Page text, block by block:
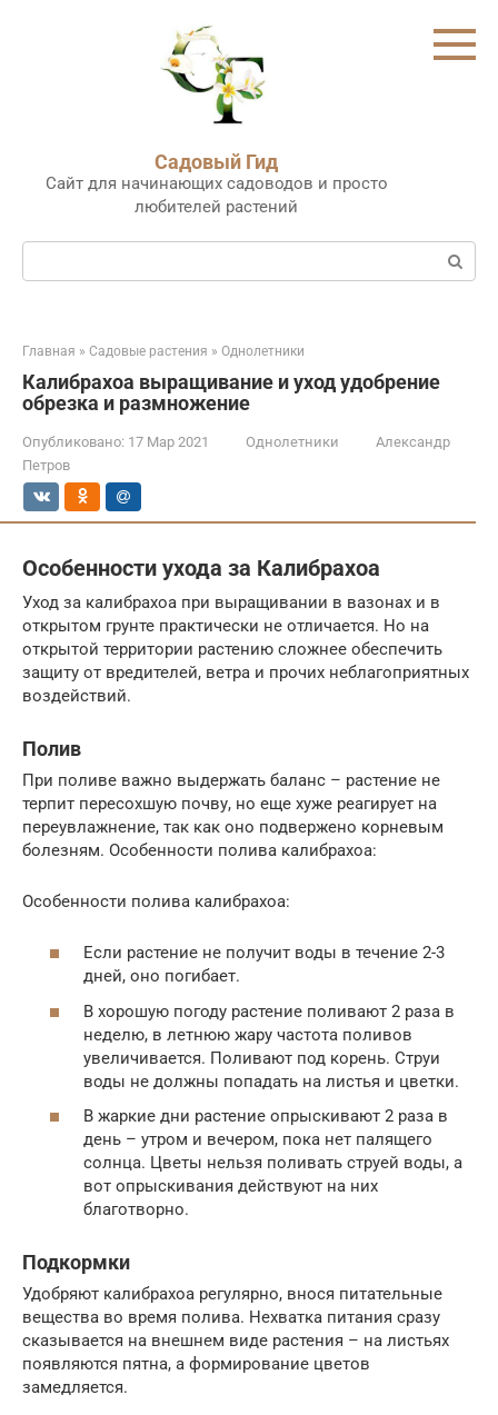
Садовый Гид
Сайт для начинающих садоводов и просто
любителей растений
Поиск:
Главная » Садовые растения » Однолетники
Калибрахоа выращивание и уход удобрение
обрезка и размножение
Опубликовано: 17 Мар 2021 Однолетники
Александр
Петров
Особенности ухода за Калибрахоа
Уход за калибрахоа при выращивании в вазонах и в
открытом грунте практически не отличается. Но на
открытой территории растению сложнее обеспечить
защиту от вредителей, ветра и прочих неблагоприятных
воздействий.
Полив
При поливе важно выдержать баланс – растение не
терпит пересохшую почву, но еще хуже реагирует на
переувлажнение, так как оно подвержено корневым
болезням. Особенности полива калибрахоа:
Особенности полива калибрахоа:
Если растение не получит воды в течение 2-3
дней, оно погибает.
В хорошую погоду растение поливают 2 раза в
неделю, в летнюю жару частота поливов
увеличивается. Поливают под корень. Струи
воды не должны попадать на листья и цветки.
В жаркие дни растение опрыскивают 2 раза в
день – утром и вечером, пока нет палящего
солнца. Цветы нельзя поливать струей воды, а
вот опрыскивания действуют на них
благотворно.
Подкормки
Удобряют калибрахоа регулярно, внося питательные
вещества во время полива. Нехватка питания сразу
сказывается на внешнем виде растения – на листьях
появляются пятна, а формирование цветов
замедляется.